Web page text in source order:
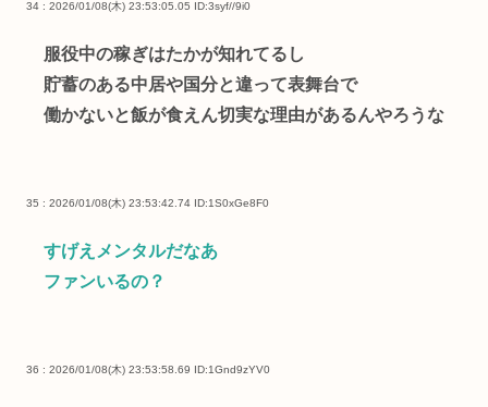
34 : 2026/01/08(木) 23:53:05.05 ID:3syf//9i0
服役中の稼ぎはたかが知れてるし
貯蓄のある中居や国分と違って表舞台で
働かないと飯が食えん切実な理由があるんやろうな
35 : 2026/01/08(木) 23:53:42.74 ID:1S0xGe8F0
すげえメンタルだなあ
ファンいるの？
36 : 2026/01/08(木) 23:53:58.69 ID:1Gnd9zYV0